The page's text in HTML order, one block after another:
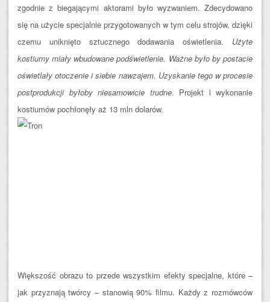
zgodnie z biegającymi aktorami było wyzwaniem. Zdecydowano
się na użycie specjalnie przygotowanych w tym celu strojów, dzięki
czemu uniknięto sztucznego dodawania oświetlenia. Użyte
kostiumy miały wbudowane podświetlenie. Ważne było by postacie
oświetlały otoczenie i siebie nawzajem. Uzyskanie tego w procesie
postprodukcji byłoby niesamowicie trudne. Projekt i wykonanie
kostiumów pochłonęły aż 13 mln dolarów.
Większość obrazu to przede wszystkim efekty specjalne, które –
jak przyznają twórcy – stanowią 90% filmu. Każdy z rozmówców